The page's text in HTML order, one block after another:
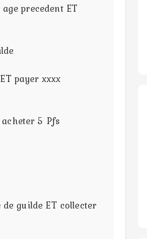
precedent ET
payer xxxx
5 Pfs
guilde ET collecter